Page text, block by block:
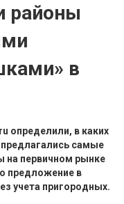
районы
в
определили, в каких
предлагались самые
на первичном рынке
предложение в
учета пригородных.